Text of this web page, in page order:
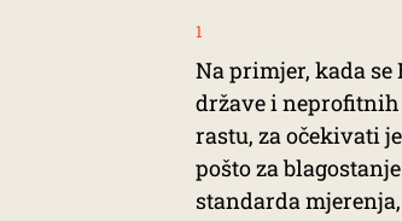
1
Na primjer, kada
države i
rastu, za očekivati
pošto za
standarda